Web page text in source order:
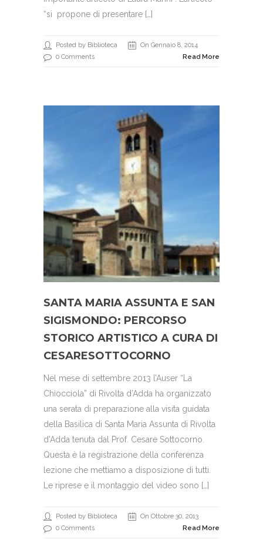
“si propone di presentare […]
Posted by Biblioteca
On Gennaio 8, 2014
0 Comments
Read More
SANTA MARIA ASSUNTA E SAN
SIGISMONDO: PERCORSO
STORICO ARTISTICO A CURA DI
CESARESOTTOCORNO
Nel mese di settembre 2013 l’Auser “La
Chiocciola” di Rivolta d’Adda ha organizzato
una serata di preparazione alla visita guidata
della Basilica di Santa Maria Assunta di Rivolta
d’Adda tenuta dal Prof. Cesare Sottocorno.
Questa è la registrazione della conferenza
lezione che mettiamo a disposizione di tutti.
Le riprese e il montaggio del video sono […]
Posted by Biblioteca
On Ottobre 30, 2013
0 Comments
Read More